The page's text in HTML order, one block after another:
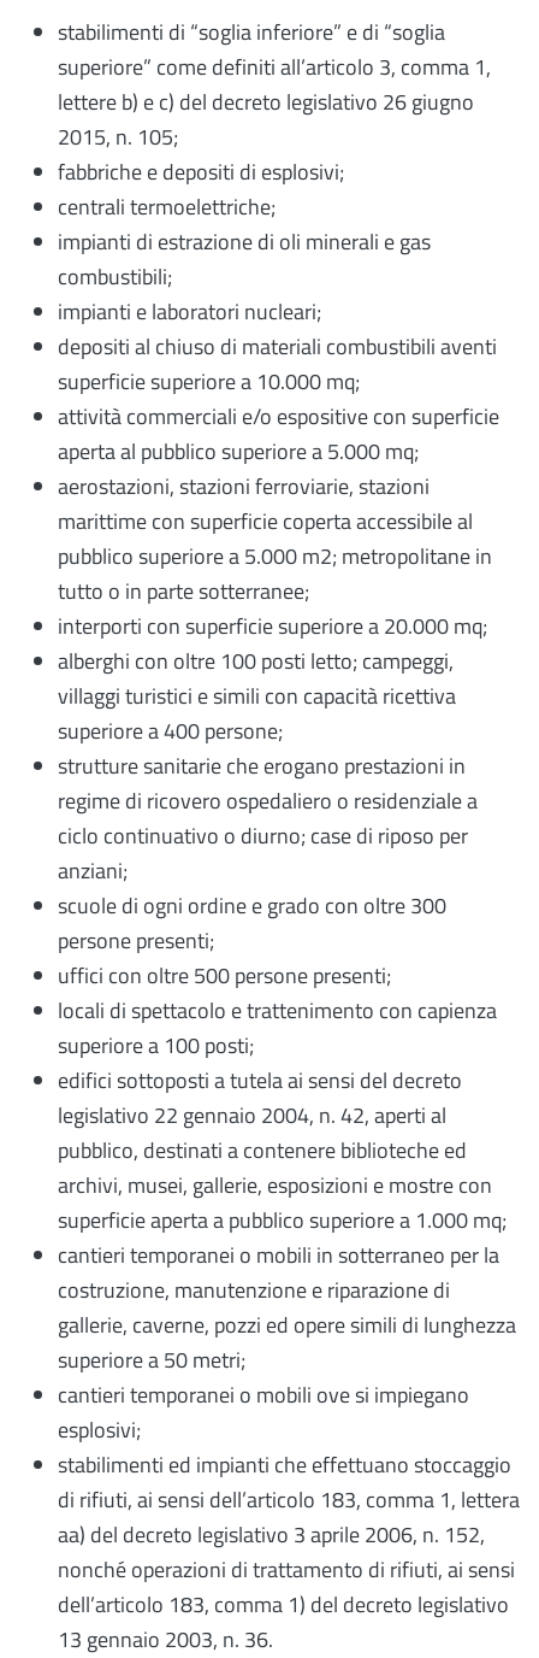
stabilimenti di “soglia inferiore” e di “soglia
superiore” come definiti all’articolo 3, comma 1,
lettere b) e c) del decreto legislativo 26 giugno
2015, n. 105;
fabbriche e depositi di esplosivi;
centrali termoelettriche;
impianti di estrazione di oli minerali e gas
combustibili;
impianti e laboratori nucleari;
depositi al chiuso di materiali combustibili aventi
superficie superiore a 10.000 mq;
attività commerciali e/o espositive con superficie
aperta al pubblico superiore a 5.000 mq;
aerostazioni, stazioni ferroviarie, stazioni
marittime con superficie coperta accessibile al
pubblico superiore a 5.000 m2; metropolitane in
tutto o in parte sotterranee;
interporti con superficie superiore a 20.000 mq;
alberghi con oltre 100 posti letto; campeggi,
villaggi turistici e simili con capacità ricettiva
superiore a 400 persone;
strutture sanitarie che erogano prestazioni in
regime di ricovero ospedaliero o residenziale a
ciclo continuativo o diurno; case di riposo per
anziani;
scuole di ogni ordine e grado con oltre 300
persone presenti;
uffici con oltre 500 persone presenti;
locali di spettacolo e trattenimento con capienza
superiore a 100 posti;
edifici sottoposti a tutela ai sensi del decreto
legislativo 22 gennaio 2004, n. 42, aperti al
pubblico, destinati a contenere biblioteche ed
archivi, musei, gallerie, esposizioni e mostre con
superficie aperta a pubblico superiore a 1.000 mq;
cantieri temporanei o mobili in sotterraneo per la
costruzione, manutenzione e riparazione di
gallerie, caverne, pozzi ed opere simili di lunghezza
superiore a 50 metri;
cantieri temporanei o mobili ove si impiegano
esplosivi;
stabilimenti ed impianti che effettuano stoccaggio
di rifiuti, ai sensi dell’articolo 183, comma 1, lettera
aa) del decreto legislativo 3 aprile 2006, n. 152,
nonché operazioni di trattamento di rifiuti, ai sensi
dell’articolo 183, comma 1) del decreto legislativo
13 gennaio 2003, n. 36.